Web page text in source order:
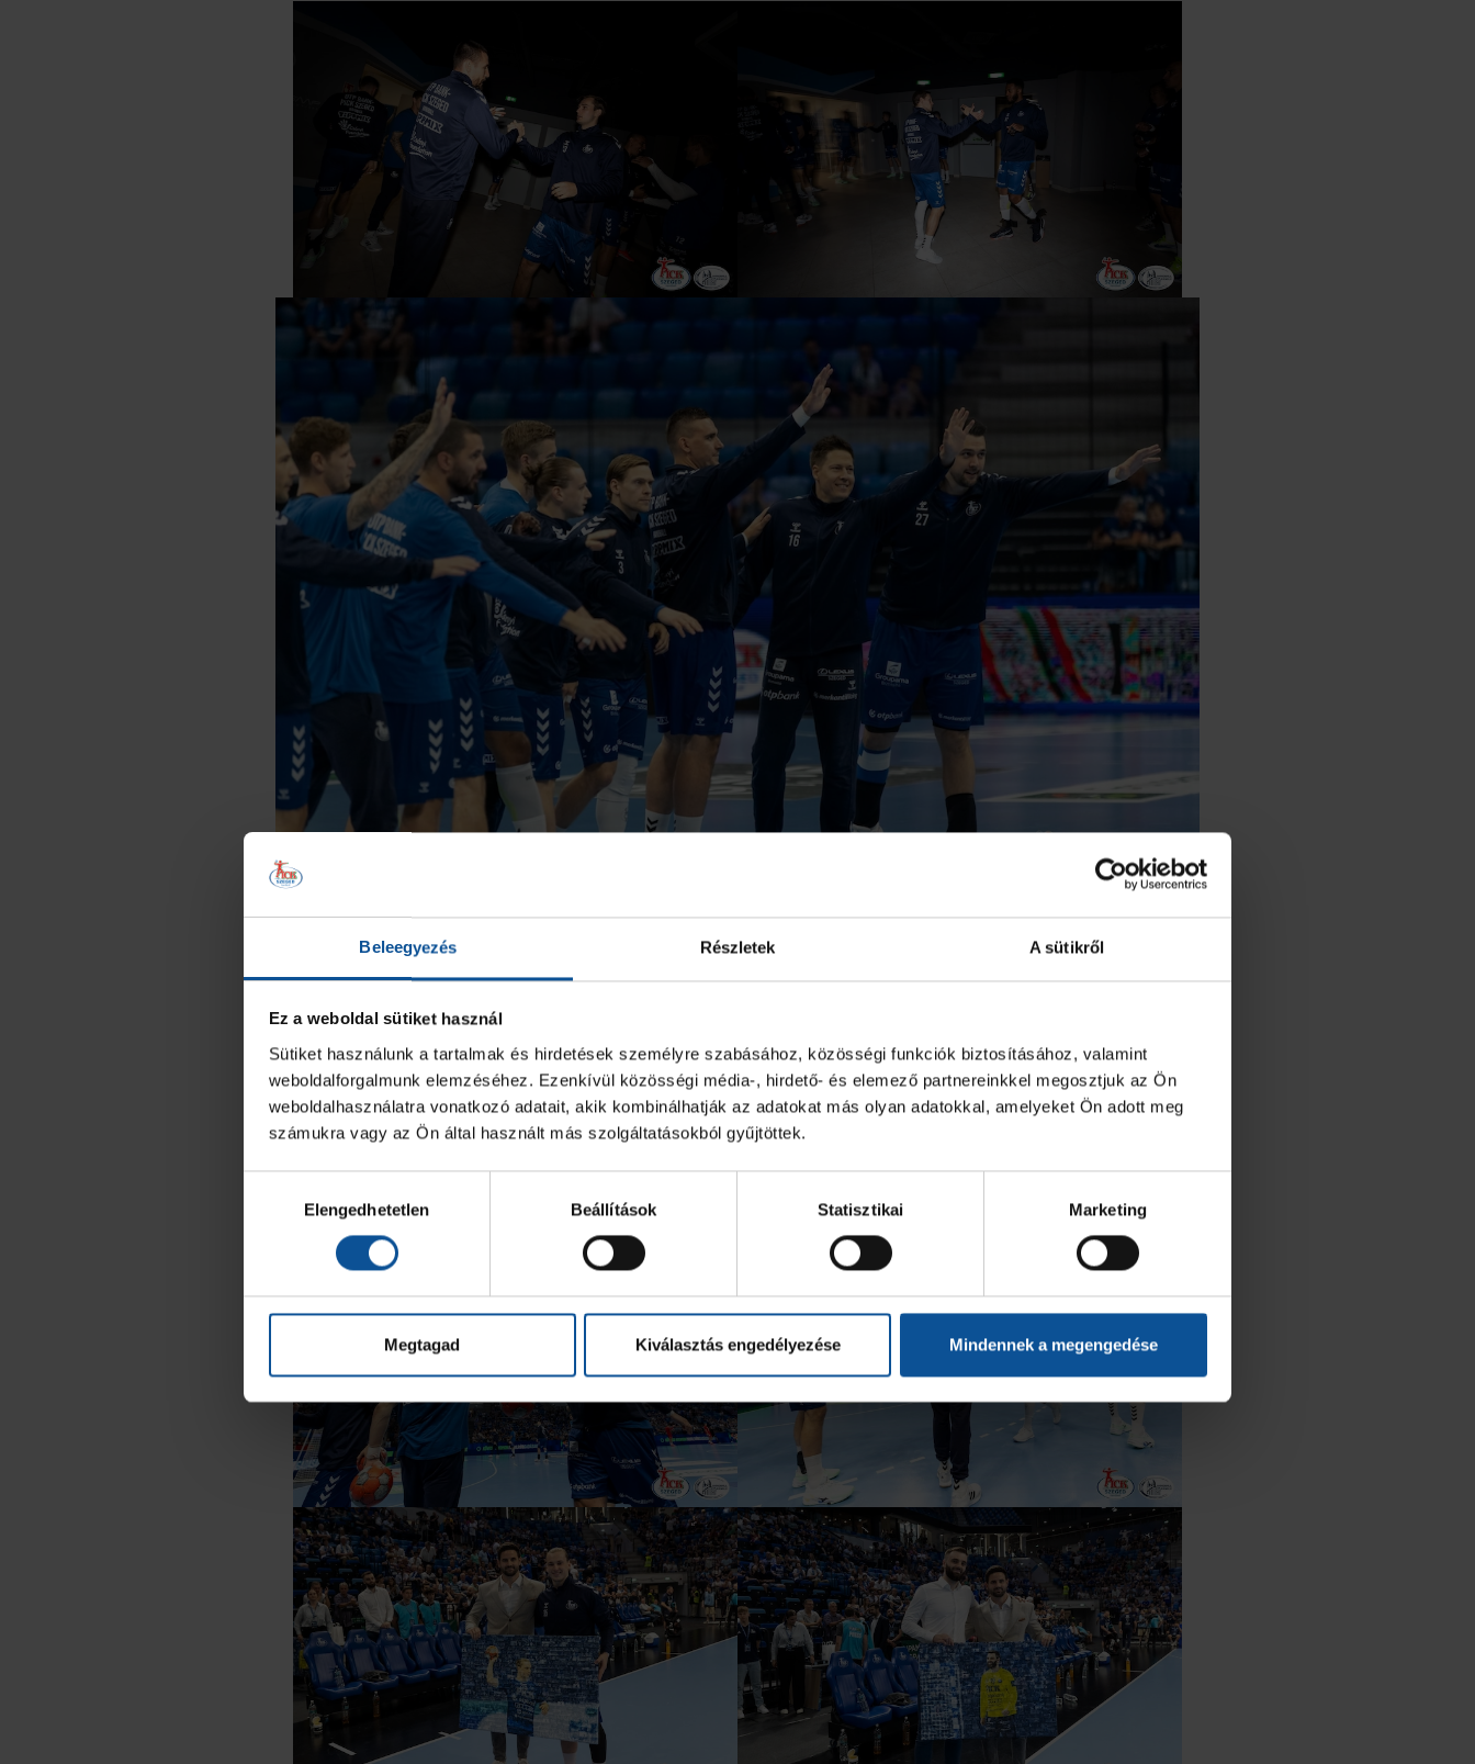
Beleegyezés Részletek A sütikről
Ez a weboldal sütiket használ
Sütiket használunk a tartalmak és hirdetések személyre szabásához, közösségi funkciók biztosításához, valamint
weboldalforgalmunk elemzéséhez. Ezenkívül közösségi média-, hirdető- és elemező partnereinkkel megosztjuk az Ön
weboldalhasználatra vonatkozó adatait, akik kombinálhatják az adatokat más olyan adatokkal, amelyeket Ön adott meg
számukra vagy az Ön által használt más szolgáltatásokból gyűjtöttek.
kiválasztásaElengedhetetlen Beállítások Statisztikai Marketing
Megtagad Kiválasztás engedélyezése Mindennek a megengedése